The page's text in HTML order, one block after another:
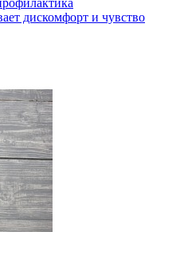
дискомфорт и чувство